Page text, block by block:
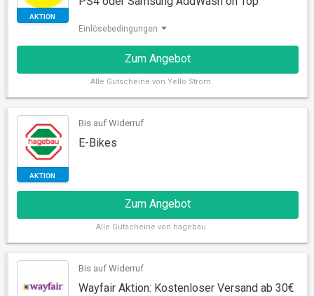
Einlösebedingungen
Zum Angebot
Alle Gutscheine von Yello Strom
Bis auf Widerruf
E-Bikes
Zum Angebot
Alle Gutscheine von hagebau
Bis auf Widerruf
Wayfair Aktion: Kostenloser Versand ab 30€